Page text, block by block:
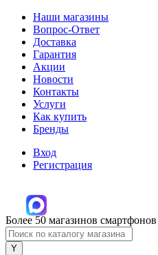
Наши магазины
Вопрос-Ответ
Доставка
Гарантия
Акции
Новости
Контакты
Услуги
Как купить
Бренды
Вход
Регистрация
Более 50 магазинов